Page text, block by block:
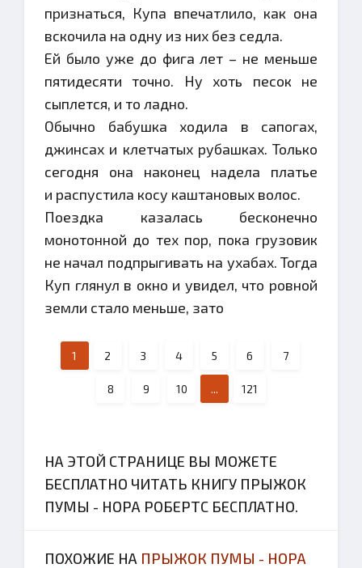
признаться, Купа впечатлило, как она
вскочила на одну из них без седла.
Ей было уже до фига лет – не меньше
пятидесяти точно. Ну хоть песок не
сыплется, и то ладно.
Обычно бабушка ходила в сапогах,
джинсах и клетчатых рубашках. Только
сегодня она наконец надела платье
и распустила косу каштановых волос.
Поездка казалась бесконечно
монотонной до тех пор, пока грузовик
не начал подпрыгивать на ухабах. Тогда
Куп глянул в окно и увидел, что ровной
земли стало меньше, зато
1 2 3 4 5 6 7
8 9 10 ... 121
НА ЭТОЙ СТРАНИЦЕ ВЫ МОЖЕТЕ
БЕСПЛАТНО ЧИТАТЬ КНИГУ ПРЫЖОК
ПУМЫ - НОРА РОБЕРТС БЕСПЛАТНО.
ПОХОЖИЕ НА ПРЫЖОК ПУМЫ - НОРА